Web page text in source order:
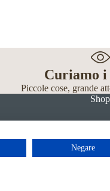
Curiamo
Piccole cose, grande
Negare